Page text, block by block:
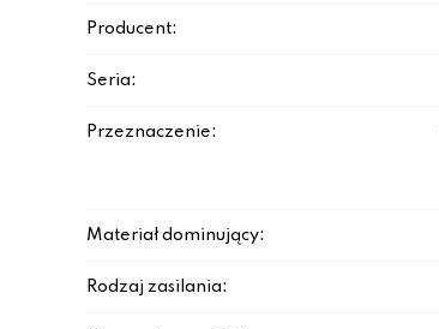
Producent:
Seria:
Przeznaczenie:
Materiał dominujący:
Rodzaj zasilania: